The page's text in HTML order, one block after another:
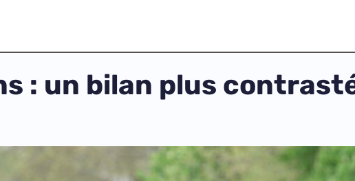
: un bilan plus